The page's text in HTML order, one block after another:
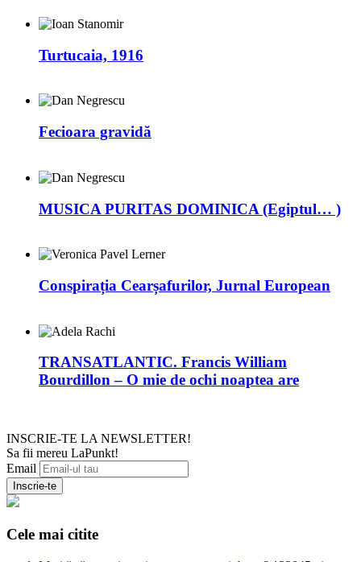
Turtucaia, 1916
Fecioara gravidă
MUSICA PURITAS DOMINICA (Egiptul… )
Conspirația Cearșafurilor, Jurnal European
TRANSATLANTIC. Francis William
Bourdillon – O mie de ochi noaptea are
INSCRIE-TE LA NEWSLETTER!
Sa fii mereu LaPunkt!
Email
Cele mai citite